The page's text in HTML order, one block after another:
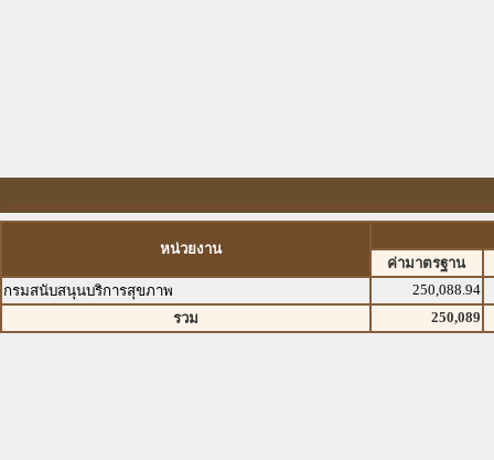
หน่วยงาน
ค่ามาตรฐาน
กรมสนับสนุนบริการสุขภาพ
250,088.94
รวม
250,089